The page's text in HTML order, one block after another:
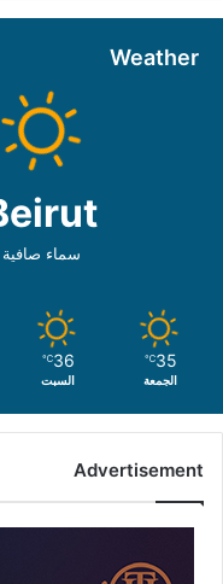
Weather
سماء صافية
35
℃
الجمعة
36
℃
السبت
Advertisement